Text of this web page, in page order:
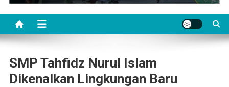
SMP Tahfidz Nurul Islam
Dikenalkan Lingkungan Baru